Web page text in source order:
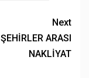
Next
ŞEHİRLER ARASI
NAKLİYAT